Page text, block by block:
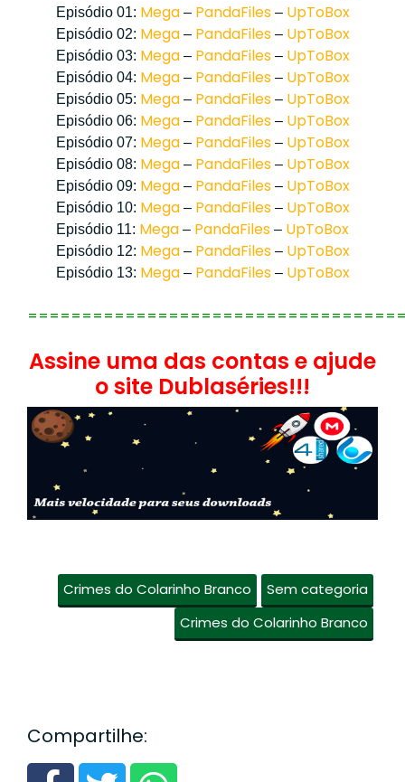
Episódio 01: Mega– PandaFiles– UpToBox
Episódio 02: Mega– PandaFiles– UpToBox
Episódio 03: Mega– PandaFiles– UpToBox
Episódio 04: Mega– PandaFiles– UpToBox
Episódio 05: Mega– PandaFiles– UpToBox
Episódio 06: Mega– PandaFiles– UpToBox
Episódio 07: Mega– PandaFiles– UpToBox
Episódio 08: Mega– PandaFiles– UpToBox
Episódio 09: Mega– PandaFiles– UpToBox
Episódio 10: Mega– PandaFiles– UpToBox
Episódio 11: Mega – PandaFiles – UpToBox
Episódio 12: Mega– PandaFiles– UpToBox
Episódio 13: Mega– PandaFiles– UpToBox
Assine uma das contas e ajude
o site Dublaséries!!!
Crimes do Colarinho Branco
Sem categoria
Crimes do Colarinho Branco
Compartilhe: